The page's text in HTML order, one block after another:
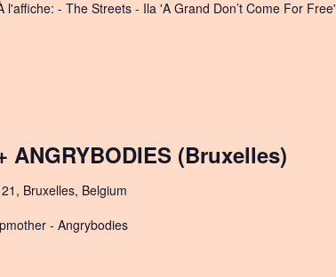
l'affiche: - The Streets - Ila 'A Grand Don’t Come For Free'
ANGRYBODIES (Bruxelles)
Bruxelles, Belgium
- Angrybodies